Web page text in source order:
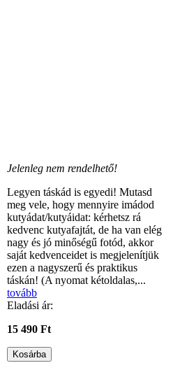
Jelenleg nem rendelhető!
Legyen táskád is egyedi! Mutasd
meg vele, hogy mennyire imádod
kutyádat/kutyáidat: kérhetsz rá
kedvenc kutyafajtát, de ha van elég
nagy és jó minőségű fotód, akkor
saját kedvenceidet is megjelenítjük
ezen a nagyszerű és praktikus
táskán! (A nyomat kétoldalas,...
tovább
Eladási ár:
15 490 Ft